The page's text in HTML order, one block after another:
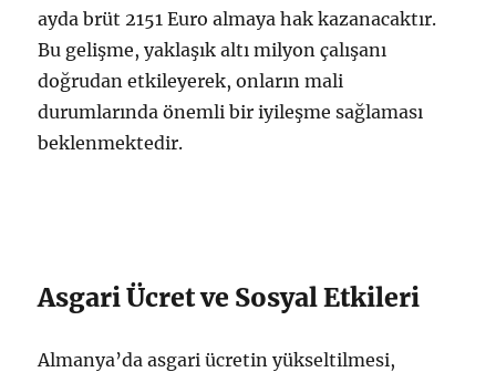
ayda brüt 2151 Euro almaya hak kazanacaktır.
Bu gelişme, yaklaşık altı milyon çalışanı
doğrudan etkileyerek, onların mali
durumlarında önemli bir iyileşme sağlaması
beklenmektedir.
Asgari Ücret ve Sosyal Etkileri
Almanya’da asgari ücretin yükseltilmesi,